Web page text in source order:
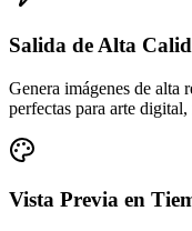
Salida de Alta
Genera imágenes de alta
perfectas para arte
Vista Previa en